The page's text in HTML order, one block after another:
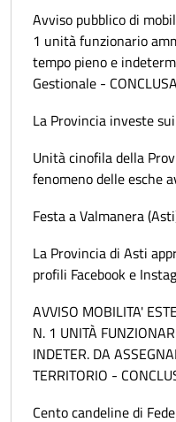
Avviso pubblico di
1 unità funzionario
tempo pieno e
Gestionale - CONCLUSA
La Provincia investe
Unità cinofila della
fenomeno delle esche
Festa a Valmanera
La Provincia di Asti
profili Facebook e
AVVISO MOBILITA'
N. 1 UNITÀ
INDETER. DA
TERRITORIO -
Cento candeline di